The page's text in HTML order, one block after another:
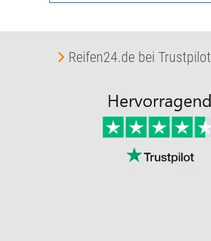
Reifen24.de bei Trustpilot